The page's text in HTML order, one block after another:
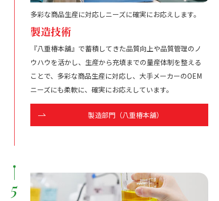
多彩な商品生産に対応しニーズに確実にお応えします。
製造技術
『八重椿本舖』で蓄積してきた品質向上や品質管理のノ
ウハウを活かし、生産から充填までの量産体制を整える
ことで、多彩な商品生産に対応し、大手メーカーのOEM
ニーズにも柔軟に、確実にお応えしています。
製造部門（八重椿本舖）
5